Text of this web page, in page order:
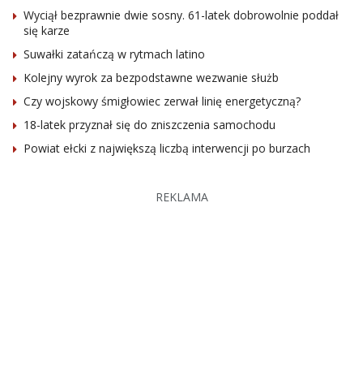
Wyciął bezprawnie dwie sosny. 61-latek dobrowolnie poddał
się karze
Suwałki zatańczą w rytmach latino
Kolejny wyrok za bezpodstawne wezwanie służb
Czy wojskowy śmigłowiec zerwał linię energetyczną?
18-latek przyznał się do zniszczenia samochodu
Powiat ełcki z największą liczbą interwencji po burzach
REKLAMA